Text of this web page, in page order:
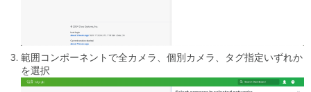
範囲コンポーネントで全カメラ、個別カメラ、タグ指定いずれか
を選択